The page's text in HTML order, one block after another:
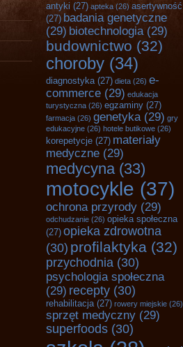
antyki (27) apteka (26) asertywność
(27) badania genetyczne
(29) biotechnologia (29)
budownictwo (32)
choroby (34)
diagnostyka(27) dieta (26) e-
commerce (29) edukacja
turystyczna (26) egzaminy (27)
farmacja (26) genetyka (29) gry
edukacyjne (26) hotele butikowe (26)
korepetycje (27) materiały
medyczne (29)
medycyna(33)
motocykle (37)
ochrona przyrody (29)
odchudzanie (26) opieka społeczna
(27) opieka zdrowotna
(30) profilaktyka (32)
przychodnia (30)
psychologia społeczna
(29) recepty (30)
rehabilitacja(27) rowery miejskie (26)
sprzęt medyczny (29)
superfoods (30)